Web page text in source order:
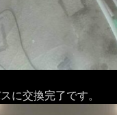
に交換完了です。